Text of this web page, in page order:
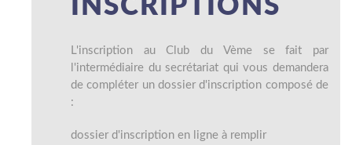
INSCRIPTIONS
L'inscription au Club du Vème se fait par
l'intermédiaire du secrétariat qui vous demandera
de compléter un dossier d'inscription composé de
:
dossier d'inscription en ligne à remplir